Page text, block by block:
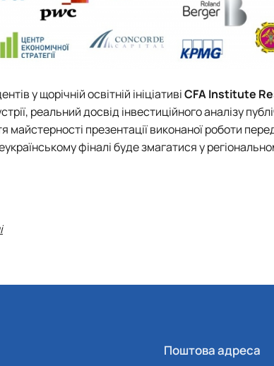
у щорічній освітній ініціативіCFA Institute
реальний досвід інвестиційного аналізу
майстерності презентації виконаної роботи
фіналі буде змагатися у
Поштова адреса